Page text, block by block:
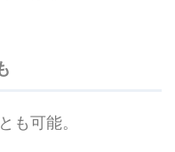
も可能。